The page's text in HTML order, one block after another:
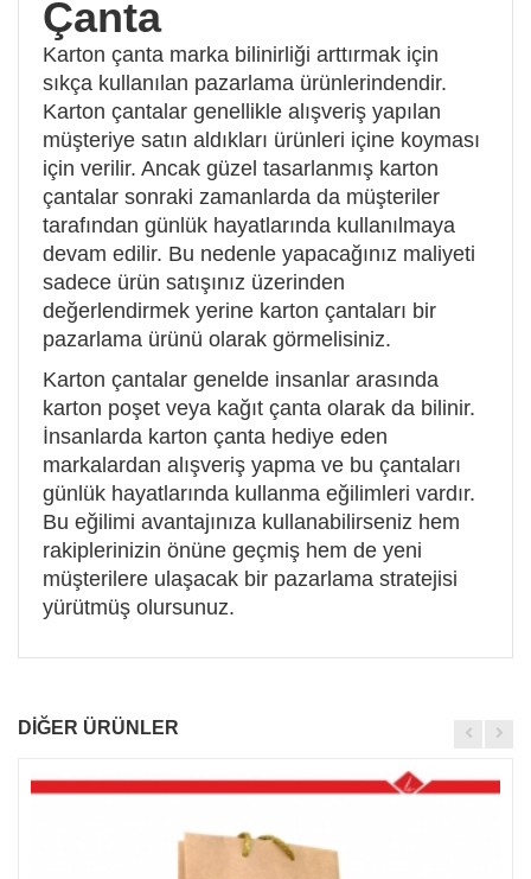
Çanta
Karton çanta marka bilinirliği arttırmak için
sıkça kullanılan pazarlama ürünlerindendir.
Karton çantalar genellikle alışveriş yapılan
müşteriye satın aldıkları ürünleri içine koyması
için verilir. Ancak güzel tasarlanmış karton
çantalar sonraki zamanlarda da müşteriler
tarafından günlük hayatlarında kullanılmaya
devam edilir. Bu nedenle yapacağınız maliyeti
sadece ürün satışınız üzerinden
değerlendirmek yerine karton çantaları bir
pazarlama ürünü olarak görmelisiniz.
Karton çantalar genelde insanlar arasında
karton poşet veya kağıt çanta olarak da bilinir.
İnsanlarda karton çanta hediye eden
markalardan alışveriş yapma ve bu çantaları
günlük hayatlarında kullanma eğilimleri vardır.
Bu eğilimi avantajınıza kullanabilirseniz hem
rakiplerinizin önüne geçmiş hem de yeni
müşterilere ulaşacak bir pazarlama stratejisi
yürütmüş olursunuz.
DİĞER ÜRÜNLER